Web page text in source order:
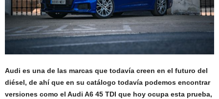
Audi es una de las marcas que todavía creen en el futuro del
diésel, de ahí que en su catálogo todavía podemos encontrar
versiones como el Audi A6 45 TDI que hoy ocupa esta prueba,